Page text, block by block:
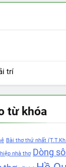
trí
từ khóa
Bài thơ thứ nhất (T.T.Kh.
nhà thơ Dòng